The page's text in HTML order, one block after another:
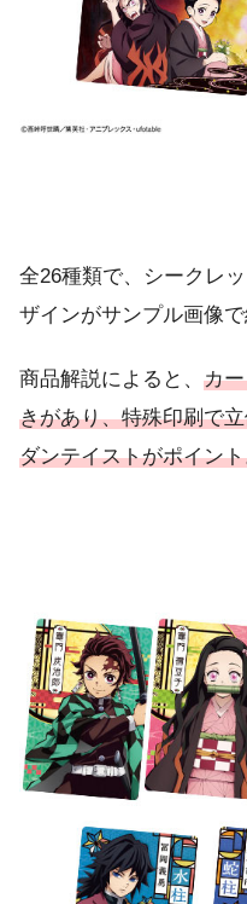
全26種類で、シークレ
ザインがサンプル画像で
商品解説によると、 カ
きがあり、特殊印刷で
ダンテイストがポイン